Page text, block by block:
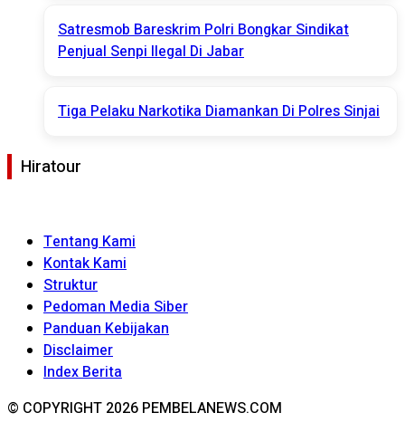
Satresmob Bareskrim Polri Bongkar Sindikat
Penjual Senpi Ilegal Di Jabar
Tiga Pelaku Narkotika Diamankan Di Polres Sinjai
Hiratour
Tentang Kami
Kontak Kami
Struktur
Pedoman Media Siber
Panduan Kebijakan
Disclaimer
Index Berita
© COPYRIGHT 2026 PEMBELANEWS.COM